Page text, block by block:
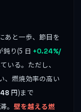
あと一歩、節目を
鈍り(5 日 +0.24%/
いる。ただし、
、燃焼効率の高い
円)まで
。 壁を越える燃